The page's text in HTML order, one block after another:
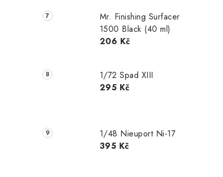
Mr. Finishing Surfacer
1500 Black (40 ml)
206 Kč
1/72 Spad XIII
295 Kč
1/48 Nieuport Ni-17
395 Kč